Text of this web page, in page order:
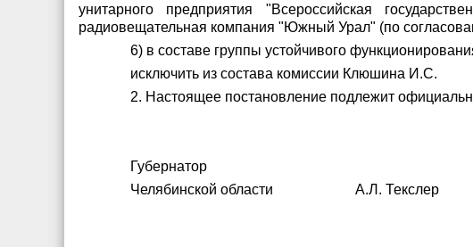
унитарного предприятия "Всероссийская
радиовещательная компания "Южный Урал" (по
6) в составе группы устойчивого
исключить из состава комиссии Клюшина И.С.
2. Настоящее постановление подлежит
Губернатор
Челябинской области А.Л. Текслер